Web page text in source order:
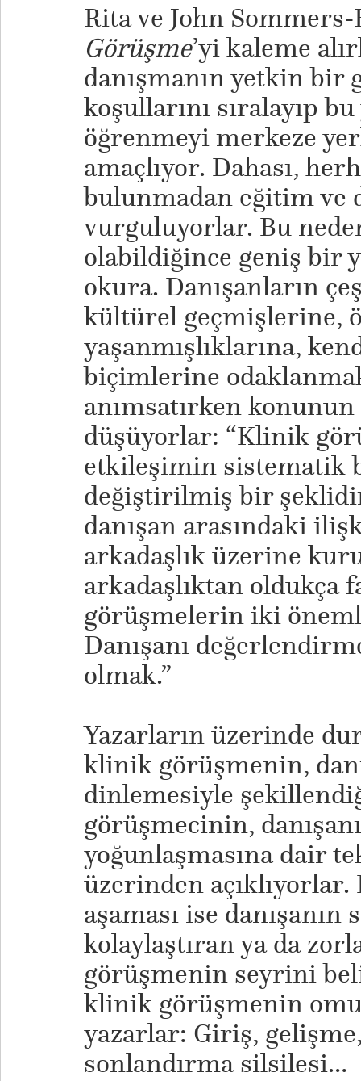
Rita ve John
Görüşme’yi kaleme
danışmanın yetkin bir
koşullarını sıralayıp
öğrenmeyi merkeze
amaçlıyor. Dahası,
bulunmadan eğitim
vurguluyorlar. Bu
olabildiğince geniş bir
okura. Danışanların
kültürel geçmişlerine,
yaşanmışlıklarına,
biçimlerine
anımsatırken
düşüyorlar: “Klinik
etkileşimin sistematik
değiştirilmiş bir
danışan arasındaki
arkadaşlık üzerine
arkadaşlıktan oldukça
görüşmelerin iki
Danışanı
olmak.”
Yazarların üzerinde
klinik görüşmenin,
dinlemesiyle
görüşmecinin,
yoğunlaşmasına dair
üzerinden
aşaması ise
kolaylaştıran ya da
görüşmenin seyrini
klinik görüşmenin
yazarlar: Giriş,
sonlandırma silsilesi…